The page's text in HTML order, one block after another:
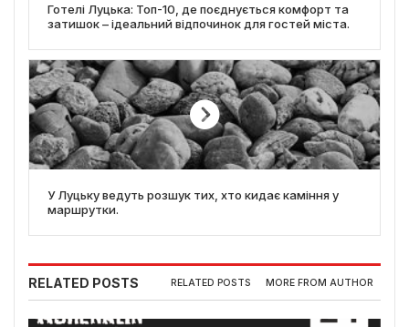
Готелі Луцька: Топ-10, де поєднується комфорт та
затишок – ідеальний відпочинок для гостей міста.
У Луцьку ведуть розшук тих, хто кидає каміння у
маршрутки.
RELATED POSTS RELATED POSTS MORE FROM AUTHOR